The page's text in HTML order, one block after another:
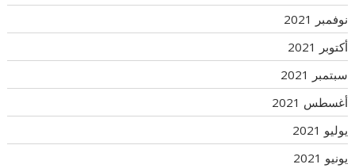
نوفمبر 2021
أكتوبر 2021
سبتمبر 2021
أغسطس 2021
يوليو 2021
يونيو 2021